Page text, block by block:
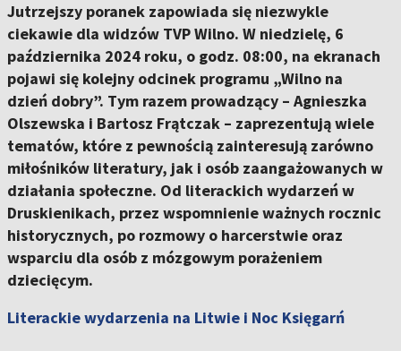
Jutrzejszy poranek zapowiada się niezwykle
ciekawie dla widzów TVP Wilno. W niedzielę, 6
października 2024 roku, o godz. 08:00, na ekranach
pojawi się kolejny odcinek programu „Wilno na
dzień dobry”. Tym razem prowadzący – Agnieszka
Olszewska i Bartosz Frątczak – zaprezentują wiele
tematów, które z pewnością zainteresują zarówno
miłośników literatury, jak i osób zaangażowanych w
działania społeczne. Od literackich wydarzeń w
Druskienikach, przez wspomnienie ważnych rocznic
historycznych, po rozmowy o harcerstwie oraz
wsparciu dla osób z mózgowym porażeniem
dziecięcym.
Literackie wydarzenia na Litwie i Noc Księgarń